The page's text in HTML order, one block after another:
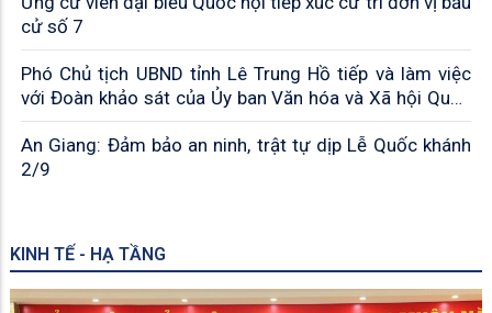
cử số 7
Phó Chủ tịch UBND tỉnh Lê Trung Hồ tiếp và làm việc
với Đoàn khảo sát của Ủy ban Văn hóa và Xã hội Quốc
hội khóa XV
An Giang: Đảm bảo an ninh, trật tự dịp Lễ Quốc khánh
2/9
KINH TẾ - HẠ TẦNG